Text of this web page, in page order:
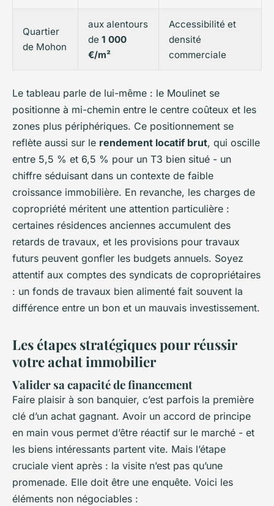
Quartier
de Mohon
aux alentours
de 1 000
€/m²
Accessibilité et
densité
commerciale
Le tableau parle de lui-même : le Moulinet se
positionne à mi-chemin entre le centre coûteux et les
zones plus périphériques. Ce positionnement se
reflète aussi sur le rendement locatif brut, qui oscille
entre 5,5 % et 6,5 % pour un T3 bien situé - un
chiffre séduisant dans un contexte de faible
croissance immobilière. En revanche, les charges de
copropriété méritent une attention particulière :
certaines résidences anciennes accumulent des
retards de travaux, et les provisions pour travaux
futurs peuvent gonfler les budgets annuels. Soyez
attentif aux comptes des syndicats de copropriétaires
: un fonds de travaux bien alimenté fait souvent la
différence entre un bon et un mauvais investissement.
Les étapes stratégiques pour réussir
votre achat immobilier
Valider sa capacité de financement
Faire plaisir à son banquier, c’est parfois la première
clé d’un achat gagnant. Avoir un accord de principe
en main vous permet d’être réactif sur le marché - et
les biens intéressants partent vite. Mais l’étape
cruciale vient après : la visite n’est pas qu’une
promenade. Elle doit être une enquête. Voici les
éléments non négociables :